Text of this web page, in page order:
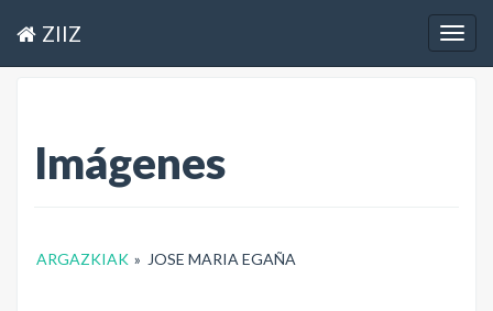
ZIIZ
Imágenes
ARGAZKIAK » JOSE MARIA EGAÑA